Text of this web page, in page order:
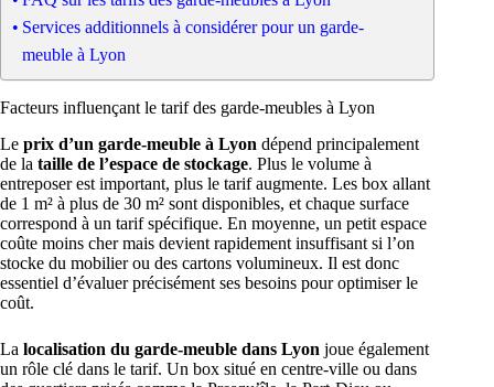
Services additionnels à considérer pour un garde-
meuble à Lyon
Facteurs influençant le tarif des garde-meubles à Lyon
Le prix d’un garde-meuble à Lyon dépend principalement
de la taille de l’espace de stockage. Plus le volume à
entreposer est important, plus le tarif augmente. Les box allant
de 1 m² à plus de 30 m² sont disponibles, et chaque surface
correspond à un tarif spécifique. En moyenne, un petit espace
coûte moins cher mais devient rapidement insuffisant si l’on
stocke du mobilier ou des cartons volumineux. Il est donc
essentiel d’évaluer précisément ses besoins pour optimiser le
coût.
La localisation du garde-meuble dans Lyon joue également
un rôle clé dans le tarif. Un box situé en centre-ville ou dans